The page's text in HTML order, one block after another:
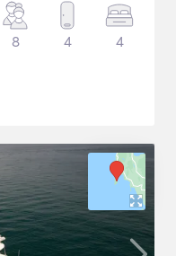
8 4 4